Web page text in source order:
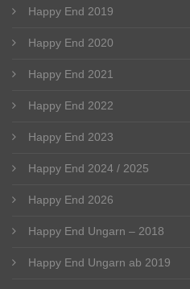
Happy End 2019
Happy End 2020
Happy End 2021
Happy End 2022
Happy End 2023
Happy End 2024 / 2025
Happy End 2026
Happy End Ungarn – 2018
Happy End Ungarn ab 2019